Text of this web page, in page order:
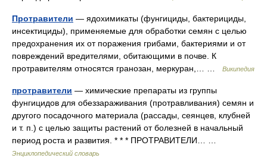
Протравители — ядохимикаты (фунгициды, бактерициды,
инсектициды), применяемые для обработки семян с целью
предохранения их от поражения грибами, бактериями и от
повреждений вредителями, обитающими в почве. К
протравителям относятся гранозан, меркуран,… …
Википедия
протравители — химические препараты из группы
фунгицидов для обеззараживания (протравливания) семян и
другого посадочного материала (рассады, сеянцев, клубней
и т. п.) с целью защиты растений от болезней в начальный
период роста и развития. * * * ПРОТРАВИТЕЛИ… …
Энциклопедический словарь